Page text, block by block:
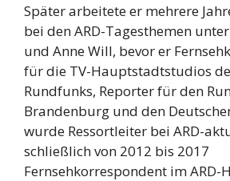
Später arbeitete er mehrere
bei den ARD-Tagesthemen
und Anne Will, bevor er
für die TV-Hauptstadtstudios
Rundfunks, Reporter für den
Brandenburg und den
wurde Ressortleiter bei ARD-
schließlich von 2012 bis 2017
Fernsehkorrespondent im ARD-